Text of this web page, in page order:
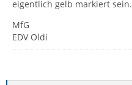
eigentlich gelb markiert sein.
MfG
EDV Oldi